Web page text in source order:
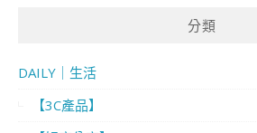
分類
DAILY｜生活
【3C產品】